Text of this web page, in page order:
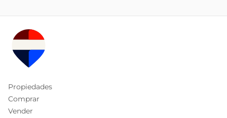
Propiedades
Comprar
Vender